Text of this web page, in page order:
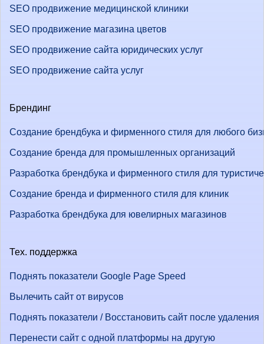
SEO продвижение медицинской клиники
SEO продвижение магазина цветов
SEO продвижение сайта юридических услуг
SEO продвижение сайта услуг
Брендинг
Создание брендбука и фирменного стиля для любого
Создание бренда для промышленных организаций
Разработка брендбука и фирменного стиля для
Создание бренда и фирменного стиля для клиник
Разработка брендбука для ювелирных магазинов
Тех. поддержка
Поднять показатели Google Page Speed
Вылечить сайт от вирусов
Поднять показатели / Восстановить сайт после удаления
Перенести сайт с одной платформы на другую